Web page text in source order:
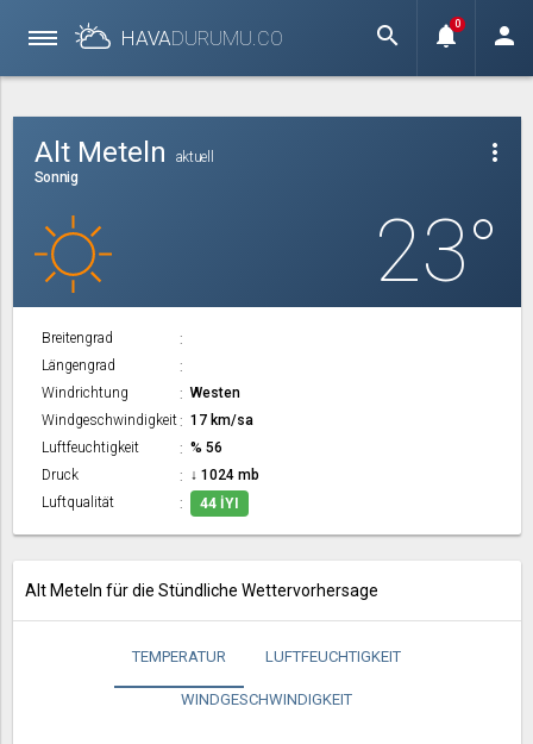
HAVADURUMU.CO search notifications
0 person
more_vert
Alt Meteln
aktuell
Sonnig
23°
Breitengrad
Längengrad
Windrichtung
Westen
Windgeschwindigkeit
17 km/sa
Luftfeuchtigkeit
% 56
Druck
↓ 1024 mb
Luftqualität
44 İYI
Alt Meteln für die Stündliche Wettervorhersage
TEMPERATUR LUFTFEUCHTIGKEIT
WINDGESCHWINDIGKEIT